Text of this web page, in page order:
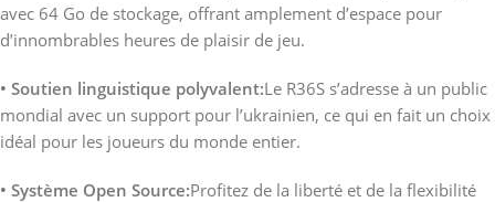
avec 64 Go de stockage, offrant amplement d’espace pour
d’innombrables heures de plaisir de jeu.
• Soutien linguistique polyvalent:Le R36S s’adresse à un public
mondial avec un support pour l’ukrainien, ce qui en fait un choix
idéal pour les joueurs du monde entier.
• Système Open Source:Profitez de la liberté et de la flexibilité